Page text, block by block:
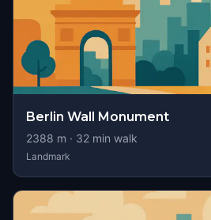
Berlin Wall Monument
2388 m · 32 min walk
Landmark